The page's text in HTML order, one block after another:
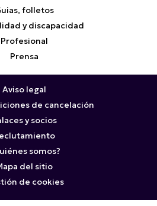
folletos
y discapacidad
Profesional
Prensa
Aviso legal
de cancelación
y socios
somos?
del sitio
de cookies